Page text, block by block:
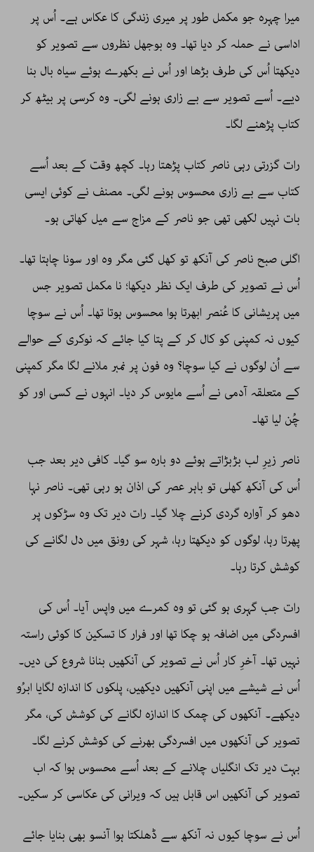
میرا چہرہ جو مکمل طور پر میری زندگی کا عکاس ہے۔ اُس پر
اداسی نے حملہ کر دیا تھا۔ وہ بوجھل نظروں سے تصویر کو
دیکھتا اُس کی طرف بڑھا اور اُس نے بکھرے ہوئے سیاہ بال بنا
دیے۔ اُسے تصویر سے بے زاری ہونے لگی۔ وہ کرسی پر بیٹھ کر
کتاب پڑھنے لگا۔
رات گزرتی رہی ناصر کتاب پڑھتا رہا۔ کچھ وقت کے بعد اُسے
کتاب سے بے زاری محسوس ہونے لگی۔ مصنف نے کوئی ایسی
بات نہیں لکھی تھی جو ناصر کے مزاج سے میل کھاتی ہو۔
اگلی صبح ناصر کی آنکھ تو کھل گئی مگر وہ اور سونا چاہتا تھا۔
اُس نے تصویر کی طرف ایک نظر دیکھا؛ نا مکمل تصویر جس
میں پریشانی کا عُنصر ابھرتا ہوا محسوس ہوتا تھا۔ اُس نے سوچا
کیوں نہ کمپنی کو کال کر کے پتا کیا جائے کہ نوکری کے حوالے
سے اُن لوگوں نے کیا سوچا؟ وہ فون پر نمبر ملانے لگا مگر کمپنی
کے متعلقہ آدمی نے اُسے مایوس کر دیا۔ انہوں نے کسی اور کو
چُن لیا تھا۔
ناصر زیرِ لب بڑبڑاتے ہوئے دو بارہ سو گیا۔ کافی دیر بعد جب
اُس کی آنکھ کھلی تو باہر عصر کی اذان ہو رہی تھی۔ ناصر نہا
دھو کر آوارہ گردی کرنے چلا گیا۔ رات دیر تک وہ سڑکوں پر
پھرتا رہا، لوگوں کو دیکھتا رہا، شہر کی رونق میں دل لگانے کی
کوشش کرتا رہا۔
رات جب گہری ہو گئی تو وہ کمرے میں واپس آیا۔ اُس کی
افسردگی میں اضافہ ہو چکا تھا اور فرار کا تسکین کا کوئی راستہ
نہیں تھا۔ آخرِ کار اُس نے تصویر کی آنکھیں بنانا شروع کی دیں۔
اُس نے شیشے میں اپنی آنکھیں دیکھیں، پلکوں کا اندازہ لگایا ابرُو
دیکھے۔ آنکھوں کی چمک کا اندازہ لگانے کی کوشش کی، مگر
تصویر کی آنکھوں میں افسردگی بھرنے کی کوشش کرنے لگا۔
بہت دیر تک انگلیاں چلانے کے بعد اُسے محسوس ہوا کہ اب
تصویر کی آنکھیں اس قابل ہیں کہ ویرانی کی عکاسی کر سکیں۔
اُس نے سوچا کیوں نہ آنکھ سے ڈھلکتا ہوا آنسو بھی بنایا جائے